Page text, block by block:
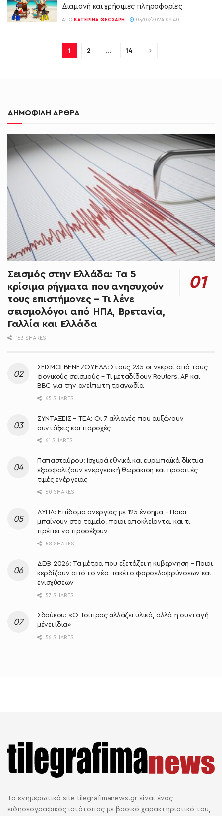
Διαμονή και χρήσιμες πληροφορίες
ΑΠΌ ΚΑΤΕΡΊΝΑ ΘΕΟΧΆΡΗ 05/07/2024 09:40
1 2 … 14
ΔΗΜΟΦΙΛΗ ΑΡΘΡΑ
Σεισμός στην Ελλάδα: Τα 5
κρίσιμα ρήγματα που ανησυχούν
τους επιστήμονες – Τι λένε
σεισμολόγοι από ΗΠΑ, Βρετανία,
Γαλλία και Ελλάδα
163 SHARES
ΣΕΙΣΜΟΙ ΒΕΝΕΖΟΥΕΛΑ: Στους 235 οι νεκροί από τους
φονικούς σεισμούς – Τι μεταδίδουν Reuters, AP και
BBC για την ανείπωτη τραγωδία
65 SHARES
ΣΥΝΤΑΞΕΙΣ – ΤΕΑ: Οι 7 αλλαγές που αυξάνουν
συντάξεις και παροχές
61 SHARES
Παπασταύρου: Ισχυρά εθνικά και ευρωπαϊκά δίκτυα
εξασφαλίζουν ενεργειακή θωράκιση και προσιτές
τιμές ενέργειας
60 SHARES
ΔΥΠΑ: Επίδομα ανεργίας με 125 ένσημα – Ποιοι
μπαίνουν στο ταμείο, ποιοι αποκλείονται και τι
πρέπει να προσέξουν
58 SHARES
ΔΕΘ 2026: Τα μέτρα που εξετάζει η κυβέρνηση – Ποιοι
κερδίζουν από το νέο πακέτο φοροελαφρύνσεων και
ενισχύσεων
57 SHARES
Σδούκου: «Ο Τσίπρας αλλάζει υλικά, αλλά η συνταγή
μένει ίδια»
56 SHARES
Το ενημερωτικό site tilegrafimanews.gr είναι ένας
ειδησεογραφικός ιστότοπος με βασικό χαρακτηριστικό του,